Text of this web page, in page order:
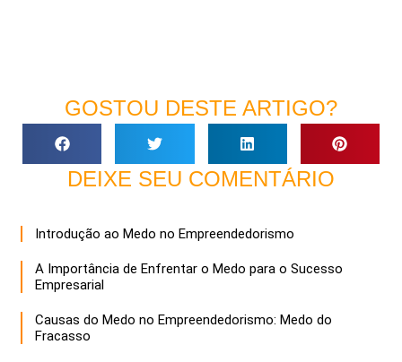
GOSTOU DESTE ARTIGO?
DEIXE SEU COMENTÁRIO
Introdução ao Medo no Empreendedorismo
A Importância de Enfrentar o Medo para o Sucesso
Empresarial
Causas do Medo no Empreendedorismo: Medo do
Fracasso